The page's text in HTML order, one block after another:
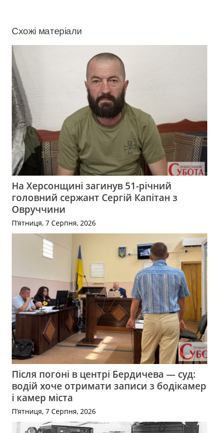
Схожі матеріали
На Херсонщині загинув 51-річний
головний сержант Сергій Капітан з
Овруччини
П’ятниця, 7 Серпня, 2026
Після погоні в центрі Бердичева — суд:
водій хоче отримати записи з бодікамер
і камер міста
П’ятниця, 7 Серпня, 2026